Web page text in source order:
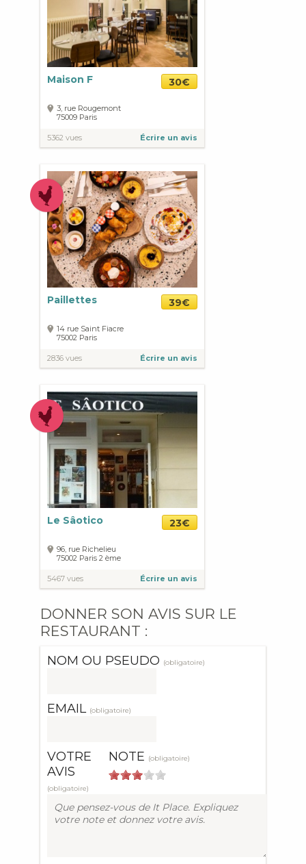
Maison F 30€
3, rue Rougemont
75009 Paris
5362 vues Écrire un avis
Paillettes 39€
14 rue Saint Fiacre
75002 Paris
2836 vues Écrire un avis
Le Sâotico 23€
96, rue Richelieu
75002 Paris 2 ème
5467 vues Écrire un avis
DONNER SON AVIS SUR LE
RESTAURANT :
NOM OU PSEUDO (obligatoire)
EMAIL (obligatoire)
NOTE (obligatoire)
VOTRE
AVIS
(obligatoire)